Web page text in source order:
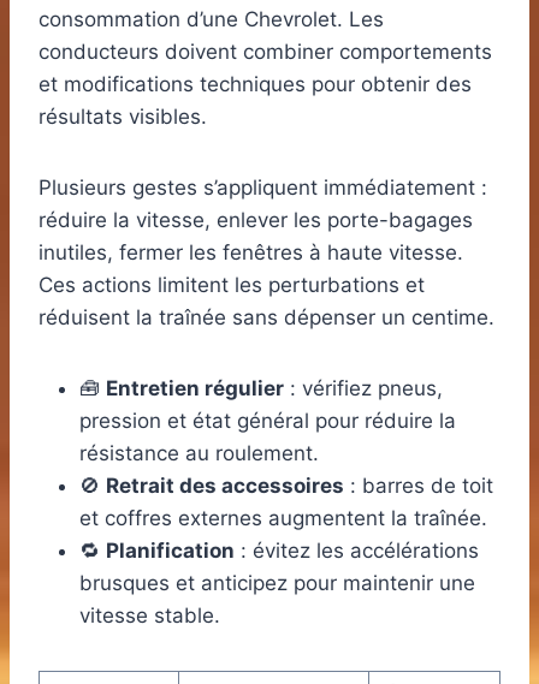
consommation d’une Chevrolet. Les
conducteurs doivent combiner comportements
et modifications techniques pour obtenir des
résultats visibles.
Plusieurs gestes s’appliquent immédiatement :
réduire la vitesse, enlever les porte-bagages
inutiles, fermer les fenêtres à haute vitesse.
Ces actions limitent les perturbations et
réduisent la traînée sans dépenser un centime.
🧰 Entretien régulier : vérifiez pneus,
pression et état général pour réduire la
résistance au roulement.
🚫 Retrait des accessoires : barres de toit
et coffres externes augmentent la traînée.
🔁 Planification : évitez les accélérations
brusques et anticipez pour maintenir une
vitesse stable.